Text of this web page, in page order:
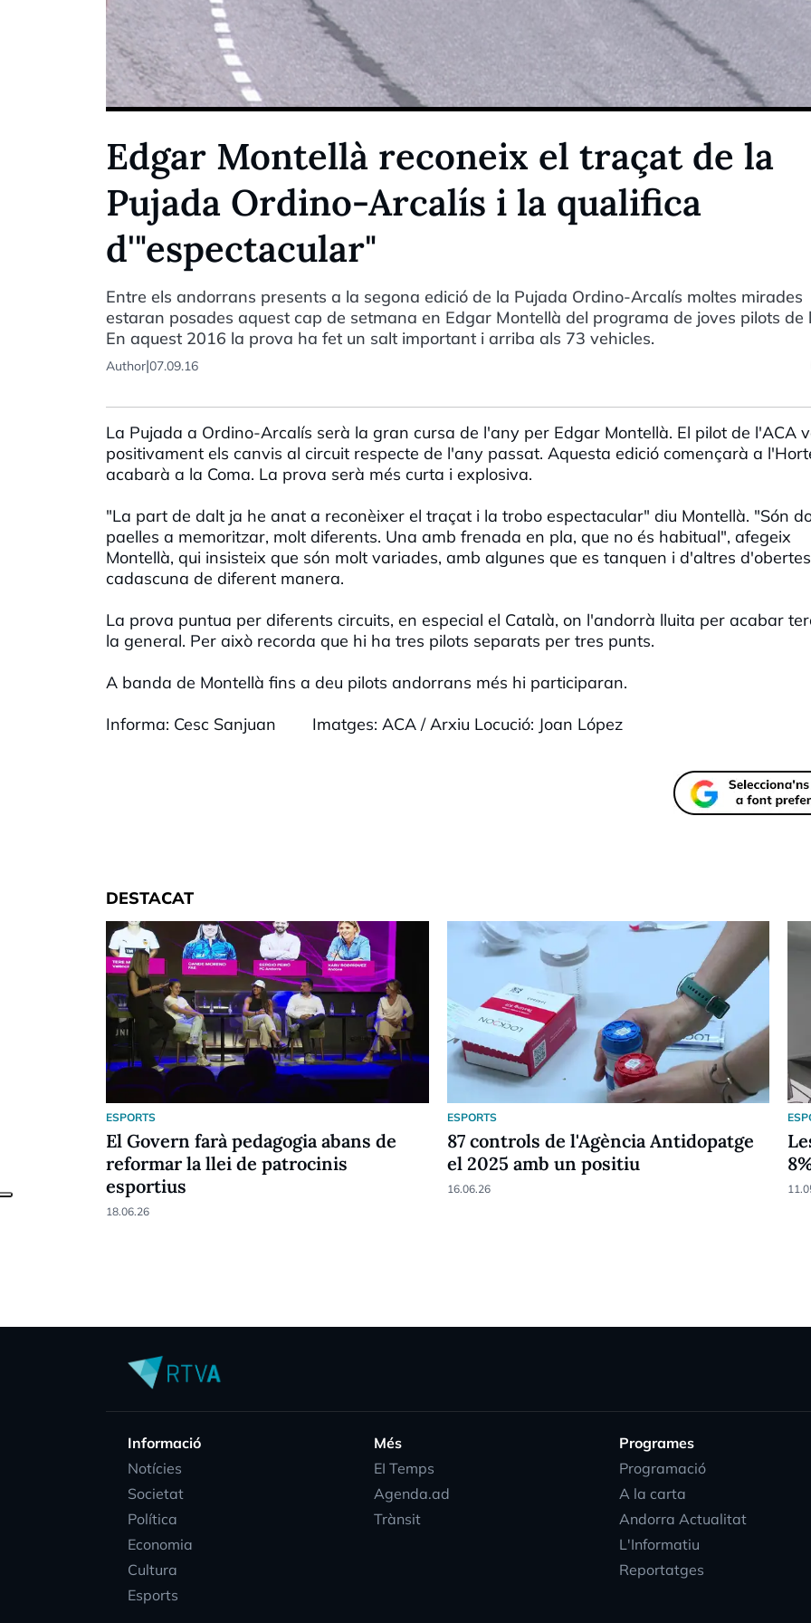
Edgar Montellà reconeix el traçat de la
Pujada Ordino-Arcalís i la qualifica
d'"espectacular"
Entre els andorrans presents a la segona edició de la Pujada Ordino-Arcalís moltes mirades
estaran posades aquest cap de setmana en Edgar Montellà del programa de joves pilots de
En aquest 2016 la prova ha fet un salt important i arriba als 73 vehicles.
Author|07.09.16
La Pujada a Ordino-Arcalís serà la gran cursa de l'any per Edgar Montellà. El pilot de l'ACA
positivament els canvis al circuit respecte de l'any passat. Aquesta edició començarà a
acabarà a la Coma. La prova serà més curta i explosiva.
"La part de dalt ja he anat a reconèixer el traçat i la trobo espectacular" diu Montellà. "Són
paelles a memoritzar, molt diferents. Una amb frenada en pla, que no és habitual", afegeix
Montellà, qui insisteix que són molt variades, amb algunes que es tanquen i d'altres
cadascuna de diferent manera.
La prova puntua per diferents circuits, en especial el Català, on l'andorrà lluita per acabar
la general. Per això recorda que hi ha tres pilots separats per tres punts.
A banda de Montellà fins a deu pilots andorrans més hi participaran.
Informa: Cesc Sanjuan Imatges: ACA / Arxiu Locució: Joan López
DESTACAT
ESPORTS
El Govern farà pedagogia abans de
reformar la llei de patrocinis
esportius
18.06.26
ESPORTS
87 controls de l'Agència Antidopatge
el 2025 amb un positiu
16.06.26
Informació
Notícies
Societat
Política
Economia
Cultura
Esports
Més
EI Temps
Agenda.ad
Trànsit
Programes
Programació
A la carta
Andorra Actualitat
L'Informatiu
Reportatges